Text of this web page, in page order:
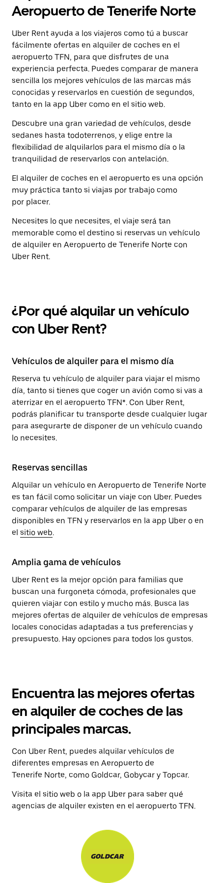
de
para
cerrar
el
calendario.
fecha.
Pulsa
botón
de
escape
para
cerrar
el
calendario.
Aeropuerto de Tenerife Norte
Uber Rent ayuda a los viajeros como tú a buscar
fácilmente ofertas en alquiler de coches en el
aeropuerto TFN, para que disfrutes de una
experiencia perfecta. Puedes comparar de manera
sencilla los mejores vehículos de las marcas más
conocidas y reservarlos en cuestión de segundos,
tanto en la app Uber como en el sitio web.
Descubre una gran variedad de vehículos, desde
sedanes hasta todoterrenos, y elige entre la
flexibilidad de alquilarlos para el mismo día o la
tranquilidad de reservarlos con antelación.
El alquiler de coches en el aeropuerto es una opción
muy práctica tanto si viajas por trabajo como
por placer.
Necesites lo que necesites, el viaje será tan
memorable como el destino si reservas un vehículo
de alquiler en Aeropuerto de Tenerife Norte con
Uber Rent.
¿Por qué alquilar un vehículo
con Uber Rent?
Vehículos de alquiler para el mismo día
Reserva tu vehículo de alquiler para viajar el mismo
día, tanto si tienes que coger un avión como si vas a
aterrizar en el aeropuerto TFN*. Con Uber Rent,
podrás planificar tu transporte desde cualquier lugar
para asegurarte de disponer de un vehículo cuando
lo necesites.
Reservas sencillas
Alquilar un vehículo en Aeropuerto de Tenerife Norte
es tan fácil como solicitar un viaje con Uber. Puedes
comparar vehículos de alquiler de las empresas
disponibles en TFN y reservarlos en la app Uber o en
el sitio web.
Amplia gama de vehículos
Uber Rent es la mejor opción para familias que
buscan una furgoneta cómoda, profesionales que
quieren viajar con estilo y mucho más. Busca las
mejores ofertas de alquiler de vehículos de empresas
locales conocidas adaptadas a tus preferencias y
presupuesto. Hay opciones para todos los gustos.
Encuentra las mejores ofertas
en alquiler de coches de las
principales marcas.
Con Uber Rent, puedes alquilar vehículos de
diferentes empresas en Aeropuerto de
Tenerife Norte, como Goldcar, Gobycar y Topcar.
Visita el sitio web o la app Uber para saber qué
agencias de alquiler existen en el aeropuerto TFN.